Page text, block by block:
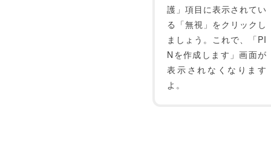
護」項目に表示されてい
る「無視」をクリックし
ましょう。これで、「PI
Nを作成します」画面が
表示されなくなります
よ。